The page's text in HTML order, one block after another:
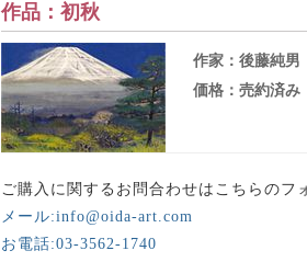
作品： 初秋
作家： 後藤純男
価格： 売約済み
ご購入に関するお問合わせはこちらのフ
メール:info@oida-art.com
お電話:03-3562-1740